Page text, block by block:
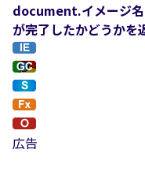
document.イメージ
が完了したかどうかを
広告